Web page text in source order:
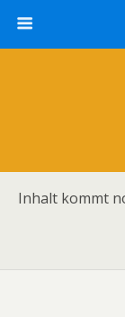
Inhalt kommt